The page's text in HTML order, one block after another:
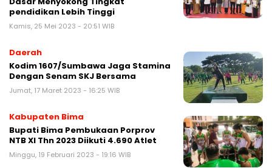
pendidikan Lebih Tinggi
Kamis, 25 Mei 2023 - 20:51 WIB
Daerah
Kodim 1607/Sumbawa Jaga Stamina
Dengan Senam SKJ Bersama
Jumat, 17 Maret 2023 - 16:25 WIB
Kabupaten Bima
Bupati Bima Pembukaan Porprov
NTB XI Thn 2023 Diikuti 4.690 Atlet
Minggu, 19 Februari 2023 - 19:16 WIB